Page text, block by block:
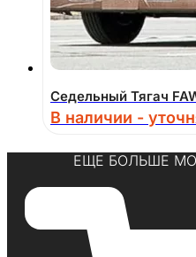
Седельный Тягач
В наличии -
ЕЩЕ БОЛЬШЕ